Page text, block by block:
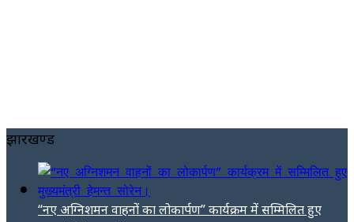
झारखण्ड
“नए अग्निशमन वाहनों का लोकार्पण” कार्यक्रम में सम्मिलित हुए